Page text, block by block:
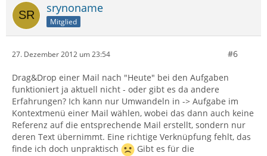
srynoname
Mitglied
27. Dezember 2012 um 23:54 #6
Drag&Drop einer Mail nach "Heute" bei den Aufgaben
funktioniert ja aktuell nicht - oder gibt es da andere
Erfahrungen? Ich kann nur Umwandeln in -> Aufgabe im
Kontextmenü einer Mail wählen, wobei das dann auch keine
Referenz auf die entsprechende Mail erstellt, sondern nur
deren Text übernimmt. Eine richtige Verknüpfung fehlt, das
finde ich doch unpraktisch
Gibt es für die